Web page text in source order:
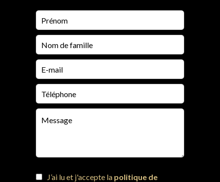
J’ai lu et j'accepte la politique de